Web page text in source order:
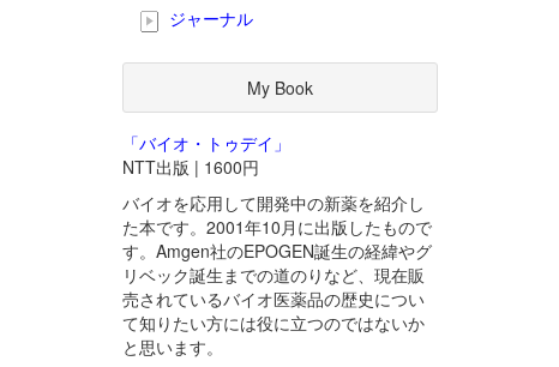
ジャーナル
My Book
「バイオ・トゥデイ」
NTT出版 | 1600円
バイオを応用して開発中の新薬を紹介し
た本です。2001年10月に出版したもので
す。Amgen社のEPOGEN誕生の経緯やグ
リベック誕生までの道のりなど、現在販
売されているバイオ医薬品の歴史につい
て知りたい方には役に立つのではないか
と思います。